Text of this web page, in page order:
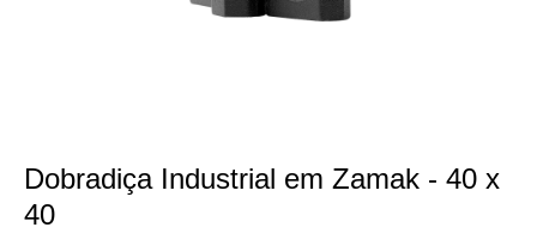
Dobradiça Industrial em Zamak - 40 x
40